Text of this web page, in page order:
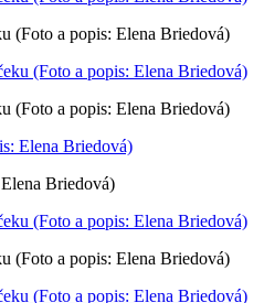
(Foto a popis: Elena Briedová)
(Foto a popis: Elena Briedová)
Briedová)
(Foto a popis: Elena Briedová)